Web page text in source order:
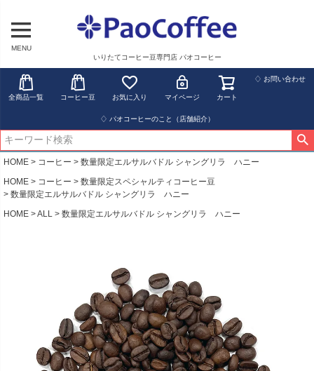
MENU
いりたてコーヒー豆専門店 パオコーヒー
全商品一覧 コーヒー豆 お気に入り マイページ カート
♢ お問い合わせ
♢ パオコーヒーのこと（店舗紹介）
HOME コーヒー
数量限定エルサルバドル シャングリラ ハニー
HOME
コーヒー
数量限定スペシャルティコーヒー豆
数量限定エルサルバドル シャングリラ ハニー
HOME
ALL 数量限定エルサルバドル シャングリラ ハニー